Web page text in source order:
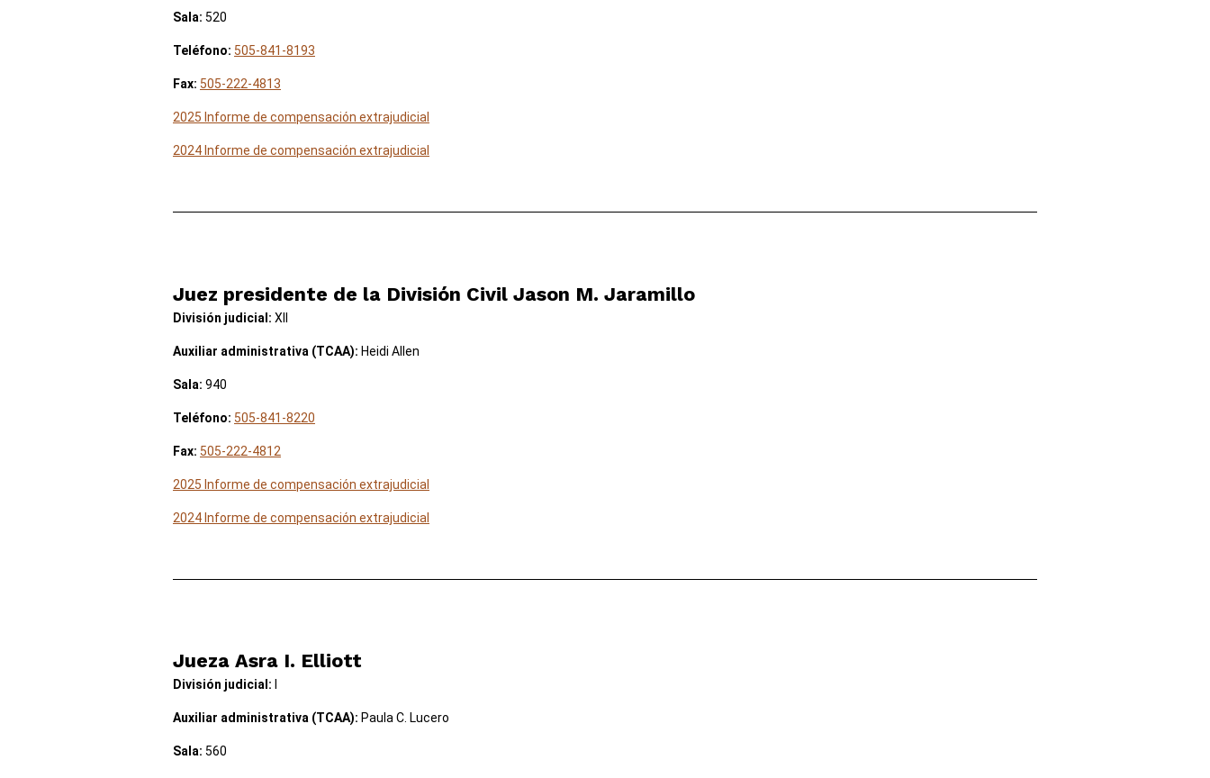
Sala: 520
Teléfono: 505-841-8193
Fax: 505-222-4813
2025 Informe de compensación extrajudicial
2024 Informe de compensación extrajudicial
Juez presidente de la División Civil Jason M. Jaramillo
División judicial: XII
Auxiliar administrativa (TCAA): Heidi Allen
Sala: 940
Teléfono: 505-841-8220
Fax: 505-222-4812
2025 Informe de compensación extrajudicial
2024 Informe de compensación extrajudicial
Jueza Asra I. Elliott
División judicial:
Auxiliar administrativa (TCAA): Paula C. Lucero
Sala: 560